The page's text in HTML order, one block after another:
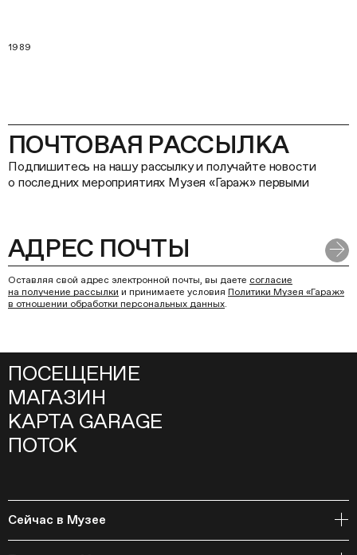
1989
ПОЧТОВАЯ РАССЫЛКА
Подпишитесь на нашу рассылку и получайте новости
о последних мероприятиях Музея «Гараж» первыми
Оставляя свой адрес электронной почты, вы даете согласие
на получение рассылки и принимаете условия Политики Музея «Гараж»
в отношении обработки персональных данных.
ПОСЕЩЕНИЕ
МАГАЗИН
КАРТА GARAGE
ПОТОК
Сейчас в Музее